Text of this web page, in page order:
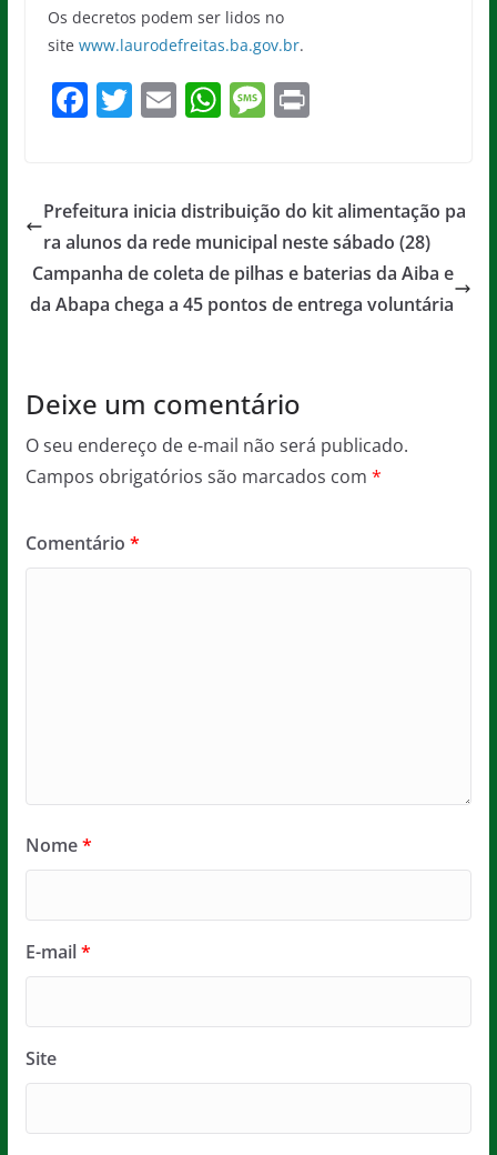
Os decretos podem ser lidos no
site www.laurodefreitas.ba.gov.br.
F
e
b
o
o
T
er
E
l
W
s
A
p
p
M
a
g
e
Pr
Prefeitura inicia distribuição do kit alimentação pa
ra alunos da rede municipal neste sábado (28)
Campanha de coleta de pilhas e baterias da Aiba e
da Abapa chega a 45 pontos de entrega voluntária
Deixe um comentário
O seu endereço de e-mail não será publicado.
Campos obrigatórios são marcados com *
Comentário *
Nome*
E-mail*
Site